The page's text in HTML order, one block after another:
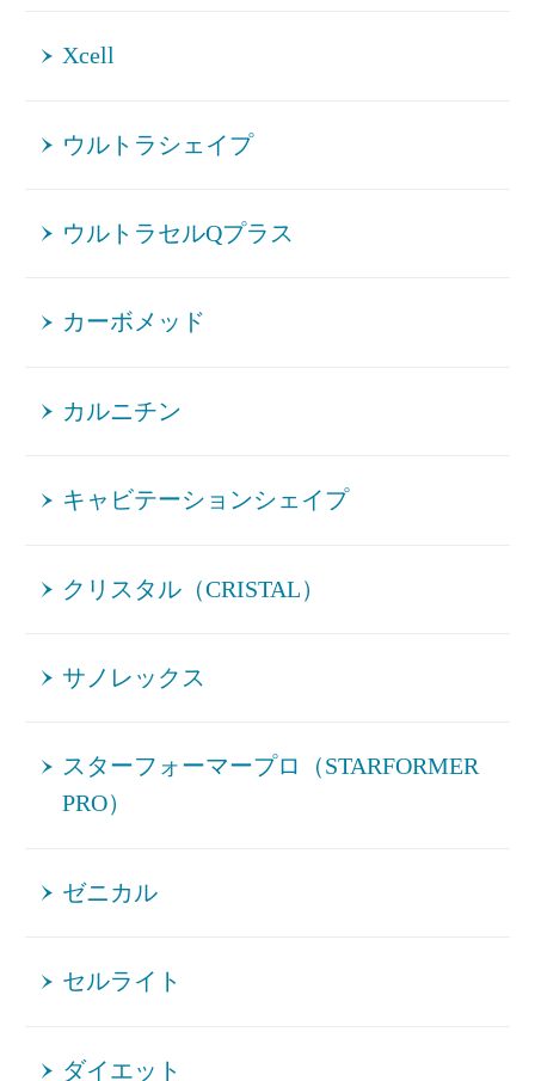
Xcell
ウルトラシェイプ
ウルトラセルQプラス
カーボメッド
カルニチン
キャビテーションシェイプ
クリスタル（CRISTAL）
サノレックス
スターフォーマープロ（STARFORMER
PRO）
ゼニカル
セルライト
ダイエット